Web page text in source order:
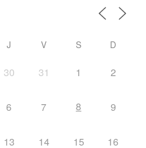
J V S D
30 31 1 2
6 7 8 9
13 14 15 16